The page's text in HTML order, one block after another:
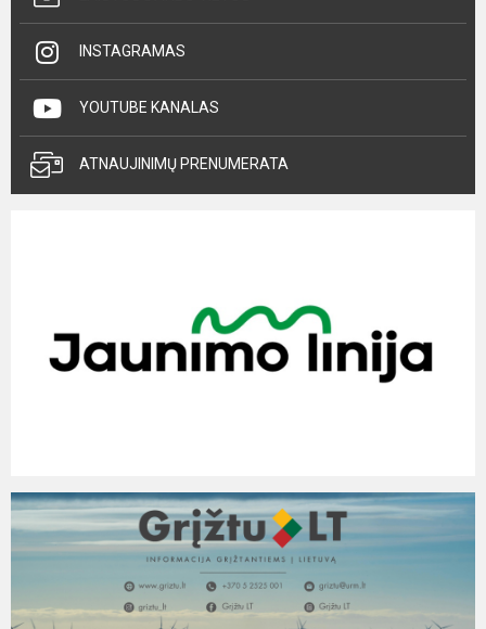
INSTAGRAMAS
YOUTUBE KANALAS
ATNAUJINIMŲ PRENUMERATA